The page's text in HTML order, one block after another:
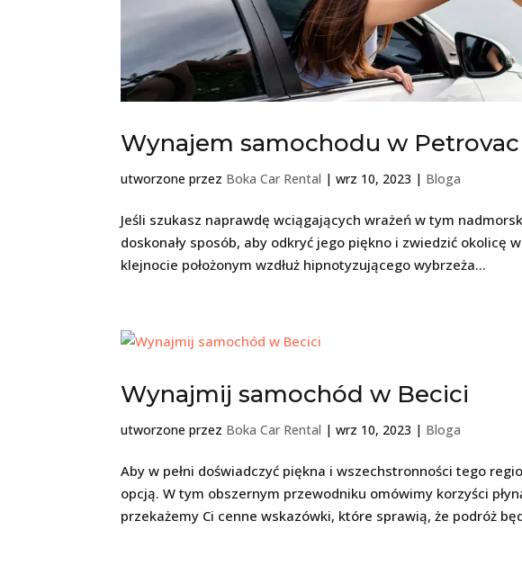
Wynajem samochodu w
utworzone przez Boka Car Rental |wrz 10, 2023 | Bloga
Jeśli szukasz naprawdę wciągających wrażeń w tym
doskonały sposób, aby odkryć jego piękno i zwiedzić okolicę
klejnocie położonym wzdłuż hipnotyzującego wybrzeża...
Wynajmij samochód w Becici
utworzone przez Boka Car Rental |wrz 10, 2023 | Bloga
Aby w pełni doświadczyć piękna i wszechstronności tego
opcją. W tym obszernym przewodniku omówimy korzyści
przekażemy Ci cenne wskazówki, które sprawią, że podróż